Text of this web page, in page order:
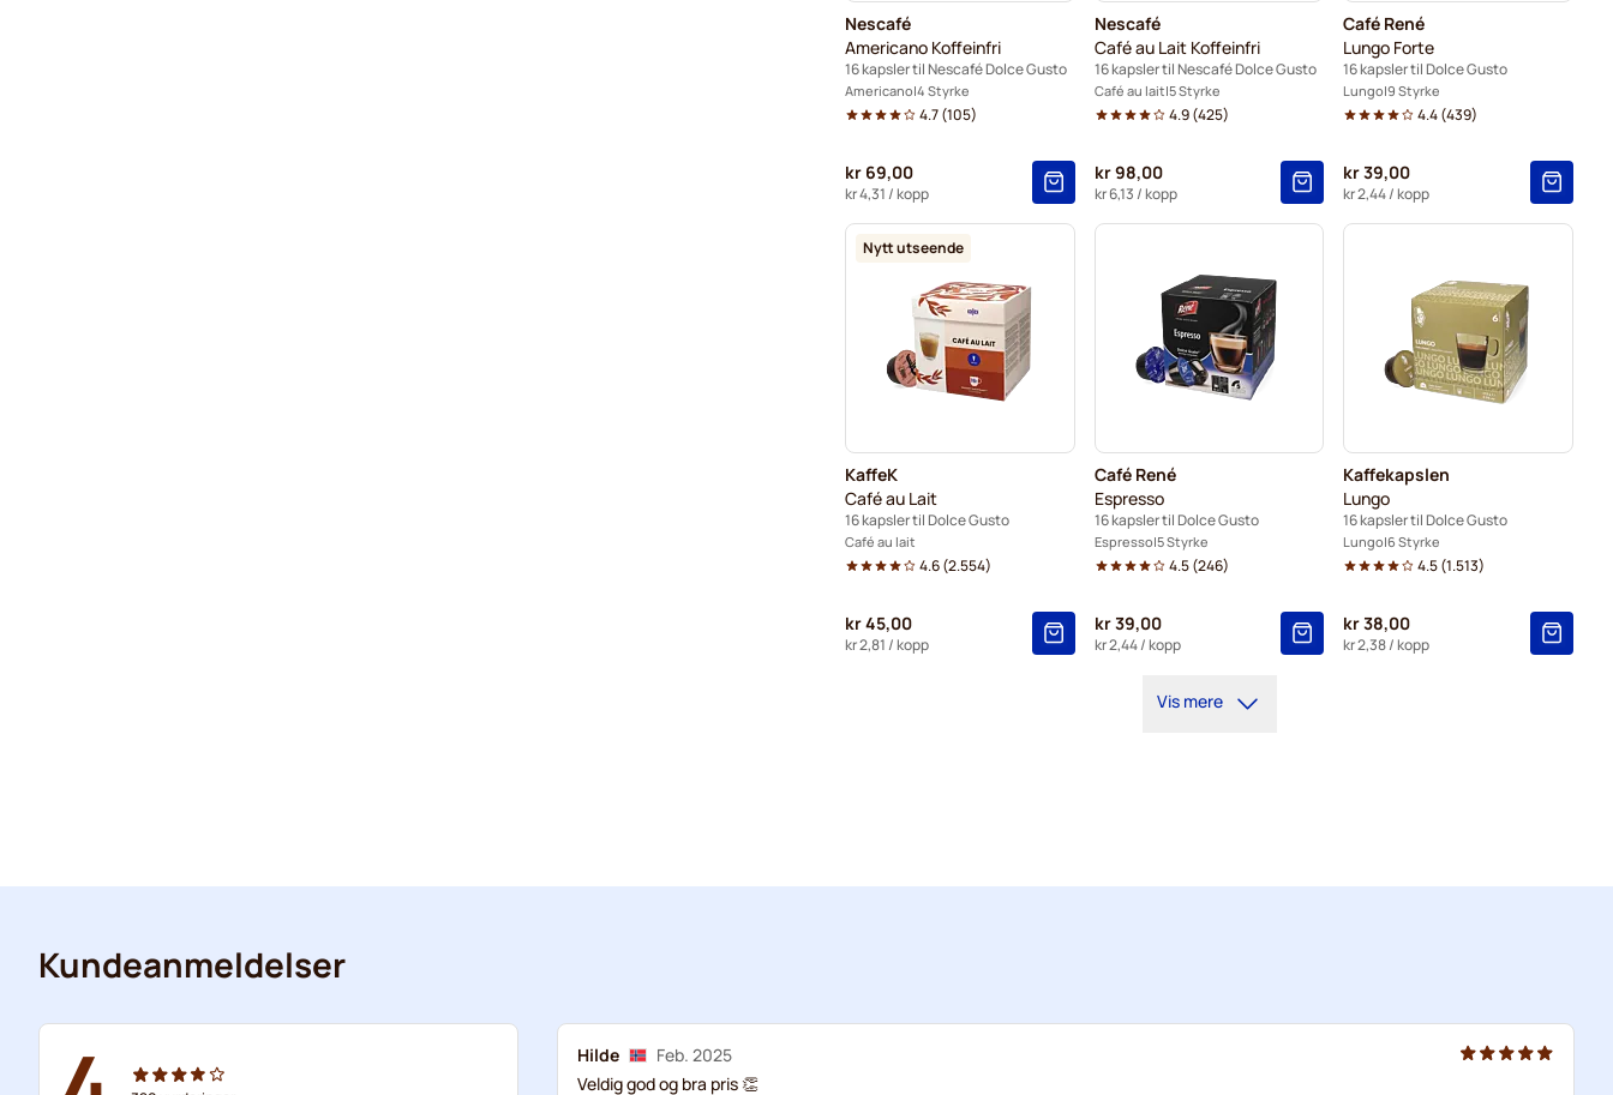
Nescafé
Americano Koffeinfri
16 kapsler til Nescafé Dolce Gusto
Americano 4 Styrke
4.7(105)
kr 69,00
kr 4,31 / kopp
Nescafé
Café au Lait Koffeinfri
16 kapsler til Nescafé Dolce Gusto
Café au lait 5 Styrke
4.9(425)
kr 98,00
kr 6,13 / kopp
Café René
Lungo Forte
16 kapsler til Dolce Gusto
Lungo 9 Styrke
4.4(439)
kr 39,00
kr 2,44/ kopp
Nytt utseende
KaffeK
Café au Lait
16 kapsler til Dolce Gusto
Café au lait
4.6(2.554)
kr 45,00
kr 2,81 / kopp
Café René
Espresso
16 kapsler til Dolce Gusto
Espresso 5 Styrke
4.5(246)
kr 39,00
kr 2,44/ kopp
Kaffekapslen
Lungo
16 kapsler til Dolce Gusto
Lungo 6 Styrke
4.5(1.513)
kr 38,00
kr 2,38/ kopp
Vis mere
Kundeanmeldelser
Hilde
Feb. 2025
Veldig god og bra pris 👏